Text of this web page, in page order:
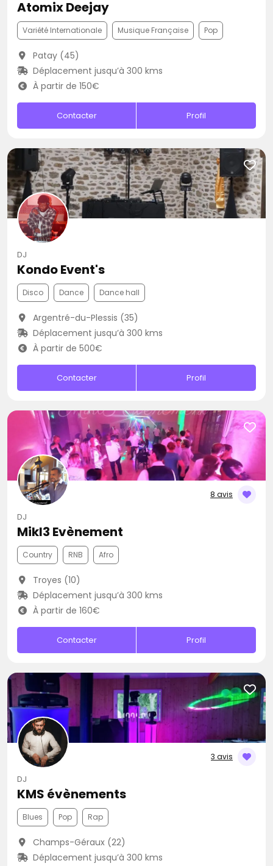
Atomix Deejay
Variété Internationale Musique Française Pop
Patay (45)
Déplacement jusqu’à 300 kms
À partir de 150€
Contacter Profil
DJ
Kondo Event's
Disco Dance Dance hall
Argentré-du-Plessis (35)
Déplacement jusqu’à 300 kms
À partir de 500€
Contacter Profil
8 avis
DJ
Mikl3 Evènement
Country RNB Afro
Troyes (10)
Déplacement jusqu’à 300 kms
À partir de 160€
Contacter Profil
3 avis
DJ
KMS évènements
Blues Pop Rap
Champs-Géraux (22)
Déplacement jusqu’à 300 kms